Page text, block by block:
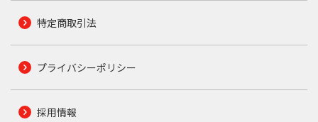
特定商取引法
プライバシーポリシー
採用情報